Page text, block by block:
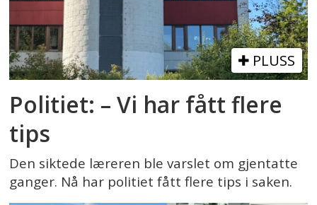
PLUSS
Politiet: – Vi har fått flere
tips
Den siktede læreren ble varslet om gjentatte
ganger. Nå har politiet fått flere tips i saken.